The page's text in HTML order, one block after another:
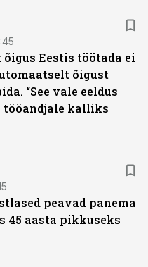
Eestis töötada ei
õigust
“See vale eeldus
tööandjale kalliks
peavad panema
45 aasta pikkuseks